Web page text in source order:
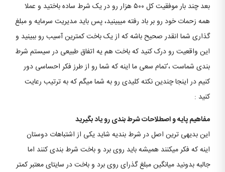
بعد چند بار موفقیت کل ۵۰۰ هزار رو در یک شرط ساده باختید و عملا
همه زحمات خود رو بر باد رفته میبینید، پس باید مدیریت سرمایه و مبلغ
گذاری شما انقدر صحیح باشه که از یک باخت کمترین آسیب رو ببینید و
این واقعیت رو درک کنید که باخت هم یه اتفاق طبیعی در سیستم شرط
بندی شماست ،’تمام سعی ما اینه که شما رو از طرز فکر احساسی دور
کنیم در اینجا چندین نکته کلیدی رو به شما میگم که به ترتیب رعایت
کنید :
مفاهیم پایه و اصطلاحات شرط بندی رو یاد بگیرید
این بدیهی ترین اصل در شرط بندیه شاید یکی از اشتباهات دوستان
اینه که فکر میکنند همیشه باید روی برد و باخت شرط بندی کنند اما
جالبه بدونید میانگین مبلغ گذرای روی برد و باخت در سایتای معتبر کمتر